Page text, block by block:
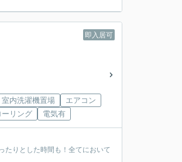
即入居可
室内洗濯機置場
エアコン
ーリング 電気有
りとした時間も！全てにおいて